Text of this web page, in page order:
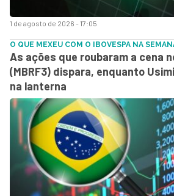
1 de agosto de 2026 - 17:05
O QUE MEXEU COM O IBOVESPA NA
As ações que roubaram a cena
(MBRF3) dispara, enquanto
na lanterna